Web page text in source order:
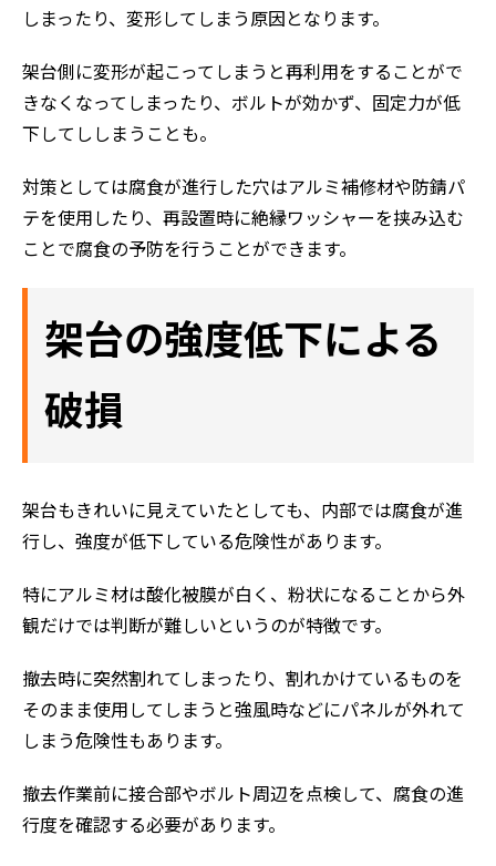
しまったり、変形してしまう原因となります。
架台側に変形が起こってしまうと再利用をすることがで
きなくなってしまったり、ボルトが効かず、固定力が低
下してししまうことも。
対策としては腐食が進行した穴はアルミ補修材や防錆パ
テを使用したり、再設置時に絶縁ワッシャーを挟み込む
ことで腐食の予防を行うことができます。
架台の強度低下による
破損
架台もきれいに見えていたとしても、内部では腐食が進
行し、強度が低下している危険性があります。
特にアルミ材は酸化被膜が白く、粉状になることから外
観だけでは判断が難しいというのが特徴です。
撤去時に突然割れてしまったり、割れかけているものを
そのまま使用してしまうと強風時などにパネルが外れて
しまう危険性もあります。
撤去作業前に接合部やボルト周辺を点検して、腐食の進
行度を確認する必要があります。